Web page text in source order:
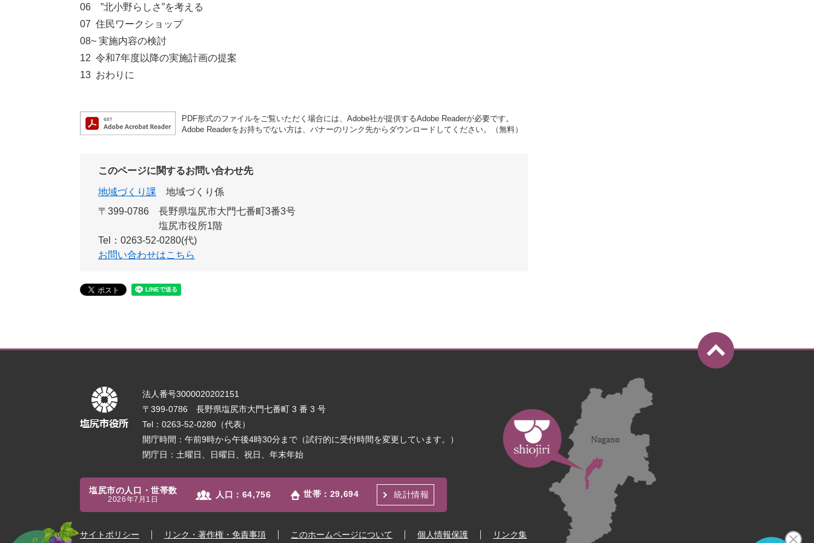
06 ”北小野らしさ”を考える
07 住民ワークショップ
08~ 実施内容の検討
12 令和7年度以降の実施計画の提案
13 おわりに
PDF形式のファイルをご覧いただく場合には、Adobe社が提供するAdobe Readerが必要です。
Adobe Readerをお持ちでない方は、バナーのリンク先からダウンロードしてください。（無料）
このページに関するお問い合わせ先
地域づくり課
地域づくり係
〒399-0786
長野県塩尻市大門七番町3番3号
塩尻市役所1階
Tel：0263-52-0280(代)
お問い合わせはこちら
法人番号3000020202151
〒399-0786 長野県塩尻市大門七番町 3 番 3 号
Tel：0263-52-0280（代表）
開庁時間：午前9時から午後4時30分まで（試行的に受付時間を変更しています。）
閉庁日：土曜日、日曜日、祝日、年末年始
塩尻市の人口・世帯数
2026年7月1日 人口： 64,756 世帯： 29,694 統計情報
サイトポリシー リンク・著作権・免責事項 このホームページについて 個人情報保護 リンク集